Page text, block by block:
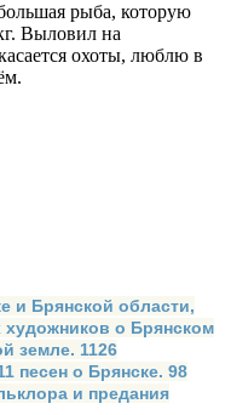
рыба, которую
Выловил на
охоты, люблю в
и Брянской области,
художников о Брянском
земле. 1126
песен о Брянске. 98
и предания